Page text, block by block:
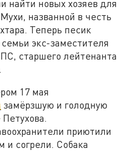
найти новых хозяев для
названной в честь
Теперь песик
экс-заместителя
старшего лейтенанта
17 мая
замёрзшую и голодную
приютили
и согрели. Собака